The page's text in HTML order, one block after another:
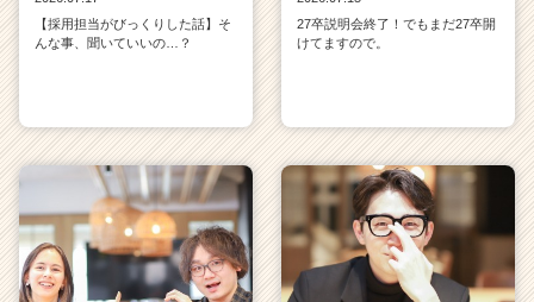
【採用担当がびっくりした話】そ
んな事、聞いていいの…？
27卒説明会終了！でもまだ27卒開
けてますので。